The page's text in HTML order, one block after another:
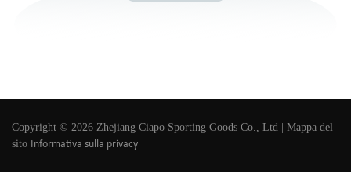
Copyright © 2026 Zhejiang Ciapo Sporting Goods Co., Ltd | Mappa del
sito Informativa sulla privacy